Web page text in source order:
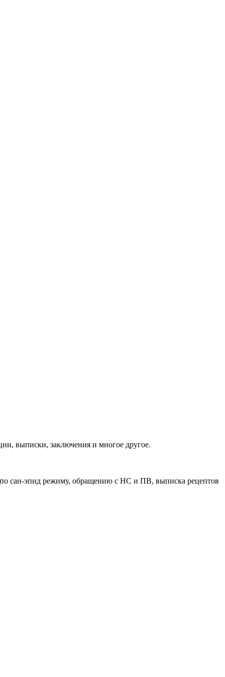
выписки, заключения и многое другое.
сан-эпид режиму, обращению с НС и ПВ, выписка рецептов